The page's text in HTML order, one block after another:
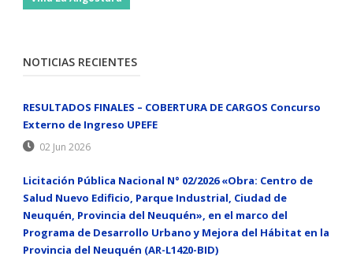
NOTICIAS RECIENTES
RESULTADOS FINALES – COBERTURA DE CARGOS Concurso
Externo de Ingreso UPEFE
02 Jun 2026
Licitación Pública Nacional N° 02/2026 «Obra: Centro de
Salud Nuevo Edificio, Parque Industrial, Ciudad de
Neuquén, Provincia del Neuquén», en el marco del
Programa de Desarrollo Urbano y Mejora del Hábitat en la
Provincia del Neuquén (AR-L1420-BID)